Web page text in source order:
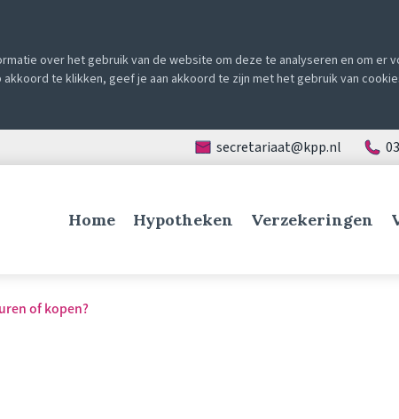
over het gebruik van de website om deze te analyseren en om er
te klikken, geef je aan akkoord te zijn met het gebruik van
secretariaat@kpp.nl
Home Hypotheken Verzekeringen
of kopen?